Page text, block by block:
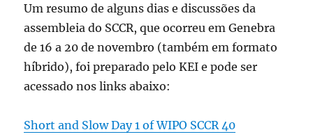
Um resumo de alguns dias e discussões da
assembleia do SCCR, que ocorreu em Genebra
de 16 a 20 de novembro (também em formato
híbrido), foi preparado pelo KEI e pode ser
acessado nos links abaixo:
Short and Slow Day 1 of WIPO SCCR 40